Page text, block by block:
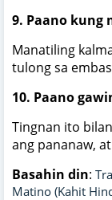
9. Paano kung
Manatiling
tulong sa
10. Paano
Tingnan ito
ang pananaw,
Basahin din:
Matino (Kahit